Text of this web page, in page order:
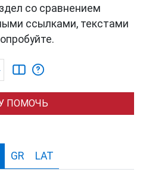
со сравнением
ссылками, текстами
ПОМОЧЬ
GR LAT